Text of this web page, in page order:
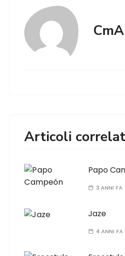
CmA
Articoli
Papo
3 ANNI FA
Jaze
4 ANNI FA